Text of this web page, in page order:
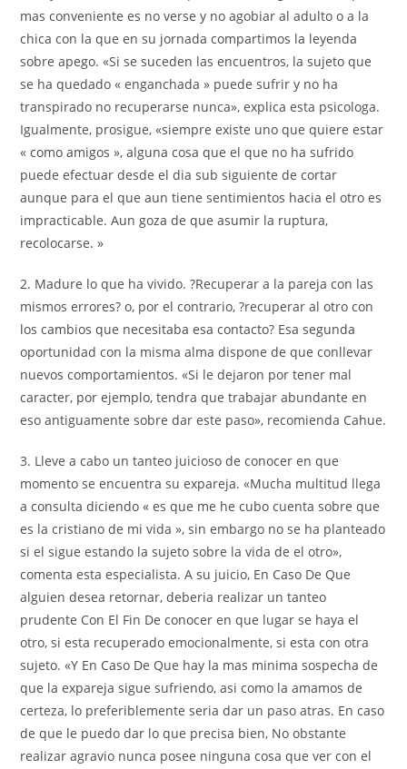
mas conveniente es no verse y no agobiar al adulto o a la
chica con la que en su jornada compartimos la leyenda
sobre apego. «Si se suceden las encuentros, la sujeto que
se ha quedado « enganchada » puede sufrir y no ha
transpirado no recuperarse nunca», explica esta psicologa.
Igualmente, prosigue, «siempre existe uno que quiere estar
« como amigos », alguna cosa que el que no ha sufrido
puede efectuar desde el dia sub siguiente de cortar
aunque para el que aun tiene sentimientos hacia el otro es
impracticable. Aun goza de que asumir la ruptura,
recolocarse. »
2. Madure lo que ha vivido. ?Recuperar a la pareja con las
mismos errores? o, por el contrario, ?recuperar al otro con
los cambios que necesitaba esa contacto? Esa segunda
oportunidad con la misma alma dispone de que conllevar
nuevos comportamientos. «Si le dejaron por tener mal
caracter, por ejemplo, tendra que trabajar abundante en
eso antiguamente sobre dar este paso», recomienda Cahue.
3. Lleve a cabo un tanteo juicioso de conocer en que
momento se encuentra su expareja. «Mucha multitud llega
a consulta diciendo « es que me he cubo cuenta sobre que
es la cristiano de mi vida », sin embargo no se ha planteado
si el sigue estando la sujeto sobre la vida de el otro»,
comenta esta especialista. A su juicio, En Caso De Que
alguien desea retornar, deberia realizar un tanteo
prudente Con El Fin De conocer en que lugar se haya el
otro, si esta recuperado emocionalmente, si esta con otra
sujeto. «Y En Caso De Que hay la mas minima sospecha de
que la expareja sigue sufriendo, asi­ como la amamos de
certeza, lo preferiblemente seria dar un paso atras. En caso
de que le puedo dar lo que precisa bien, No obstante
realizar agravio nunca posee ninguna cosa que ver con el